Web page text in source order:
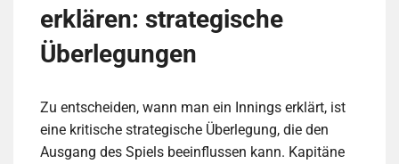
erklären: strategische
Überlegungen
Zu entscheiden, wann man ein Innings erklärt, ist
eine kritische strategische Überlegung, die den
Ausgang des Spiels beeinflussen kann. Kapitäne